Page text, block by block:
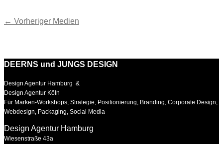
← Vorheriger Medien
DEERNS und JUNGS DESIGN
Design Agentur Hamburg &
Design Agentur Köln
Für Marken-Workshops, Strategie, Positionierung, Branding, Corporate Design,
Webdesign, Packaging, Social Media
Design Agentur Hamburg
Wiesenstraße 43a